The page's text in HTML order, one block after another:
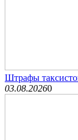
Штрафы
03.08.20260